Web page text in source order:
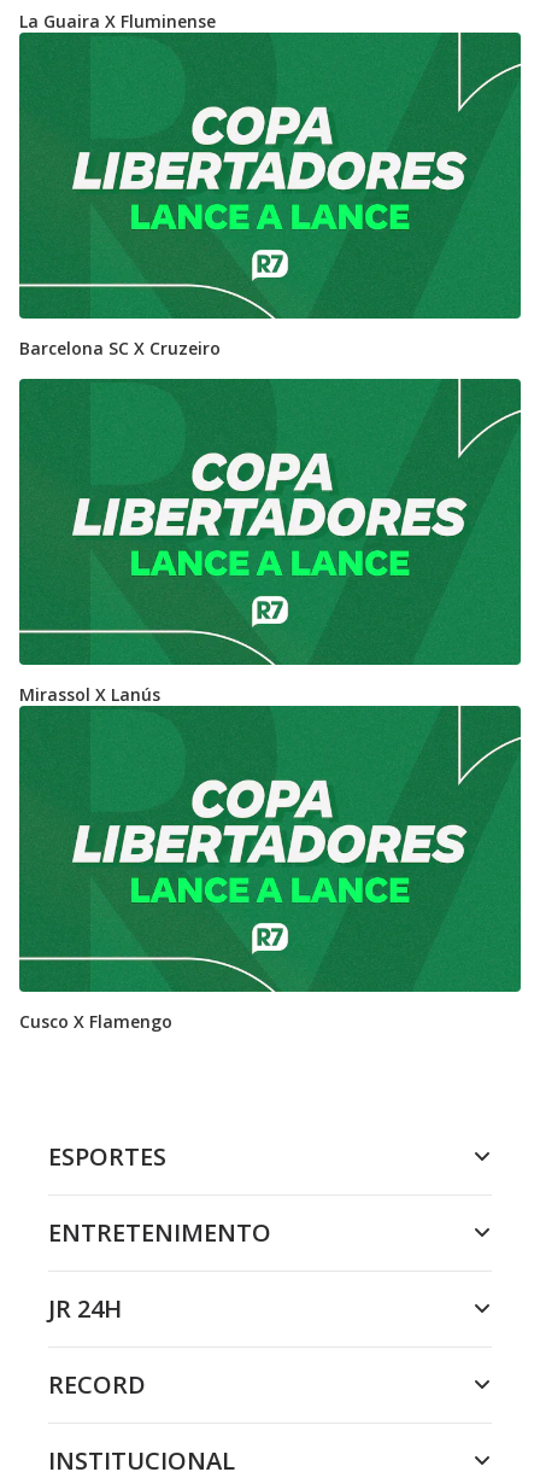
La Guaira X Fluminense
Barcelona SC X Cruzeiro
Mirassol X Lanús
Cusco X Flamengo
ESPORTES
ENTRETENIMENTO
JR 24H
RECORD
INSTITUCIONAL